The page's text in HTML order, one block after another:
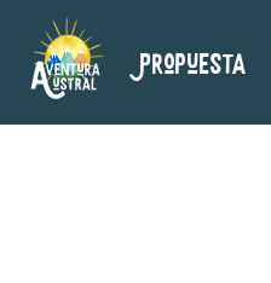
Propuesta